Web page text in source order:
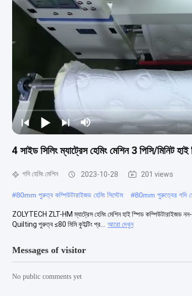
4 সাইড সিলিং ম্যাট্রেস হেমিং মেশিন 3 পিসি/মিনিট
গদি হেমিং মেশিন 2023-10-28 201 views
#80mm পুরুত্ব কম্পিউটারাইজড হেমিং সিস্টেম #80mm পুরুত্বের গদি
ZOLYTECH ZLT-HM ম্যাট্রেস হেমিং মেশিন হাই স্পিড কম্পিউটারাইজড
Quilting পুরুত্ব ≤80 মিমি কুইল্টিং প্র...
আরো দেখুন
Messages of visitor
No public comments yet